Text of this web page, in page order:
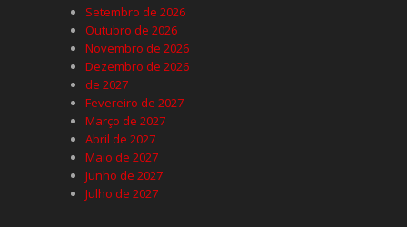
Setembro de 2026
Outubro de 2026
Novembro de 2026
Dezembro de 2026
de 2027
Fevereiro de 2027
Março de 2027
Abril de 2027
Maio de 2027
Junho de 2027
Julho de 2027